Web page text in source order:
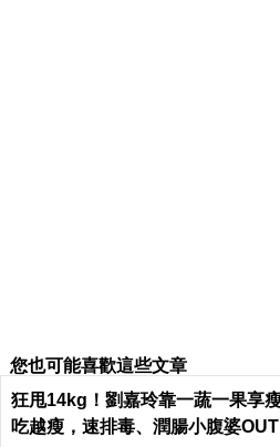
針，對症抗癌有效減疼
20%女性有尿失禁困擾